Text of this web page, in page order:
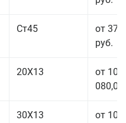
Ст45
от 37
руб.
20Х13
от 101
080,00
30Х13
от 101